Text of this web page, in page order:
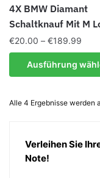
gewählt
werden
4X BMW Diamant
Schaltknauf Mit M
€20.00 – €189.99
bis
Ausführung
Dieses
Produkt
mehrere
Optionen
Alle 4 Ergebnisse werden
Verleihen Sie
Note!